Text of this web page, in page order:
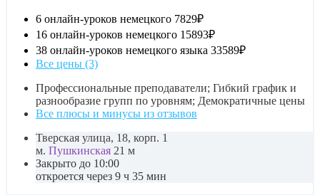
6 онлайн-уроков немецкого 7829₽
16 онлайн-уроков немецкого 15893₽
38 онлайн-уроков немецкого языка 33589₽
Все цены (3)
Профессиональные преподаватели; Гибкий график и
разнообразие групп по уровням; Демократичные цены
Все плюсы и минусы из отзывов
Тверская улица, 18, корп. 1
м. Пушкинская 21 м
Закрыто до 10:00
откроется через 9 ч 35 мин